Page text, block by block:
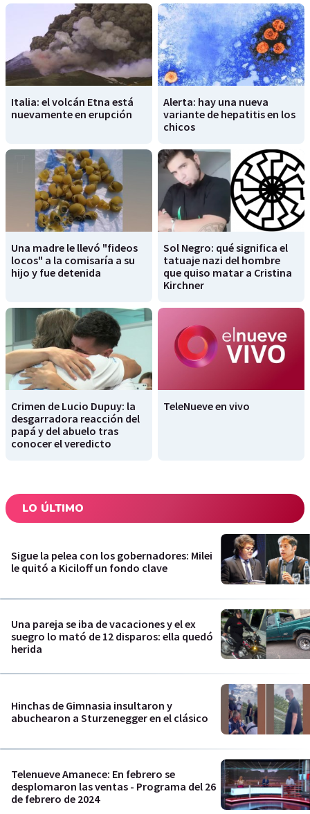
Italia: el volcán Etna está
nuevamente en erupción
Alerta: hay una nueva
variante de hepatitis en los
chicos
Una madre le llevó "fideos
locos" a la comisaría a su
hijo y fue detenida
Sol Negro: qué significa el
tatuaje nazi del hombre
que quiso matar a Cristina
Kirchner
Crimen de Lucio Dupuy: la
desgarradora reacción del
papá y del abuelo tras
conocer el veredicto
TeleNueve en vivo
LO ÚLTIMO
Sigue la pelea con los gobernadores: Milei
le quitó a Kiciloff un fondo clave
Una pareja se iba de vacaciones y el ex
suegro lo mató de 12 disparos: ella quedó
herida
Hinchas de Gimnasia insultaron y
abuchearon a Sturzenegger en el clásico
Telenueve Amanece: En febrero se
desplomaron las ventas - Programa del 26
de febrero de 2024